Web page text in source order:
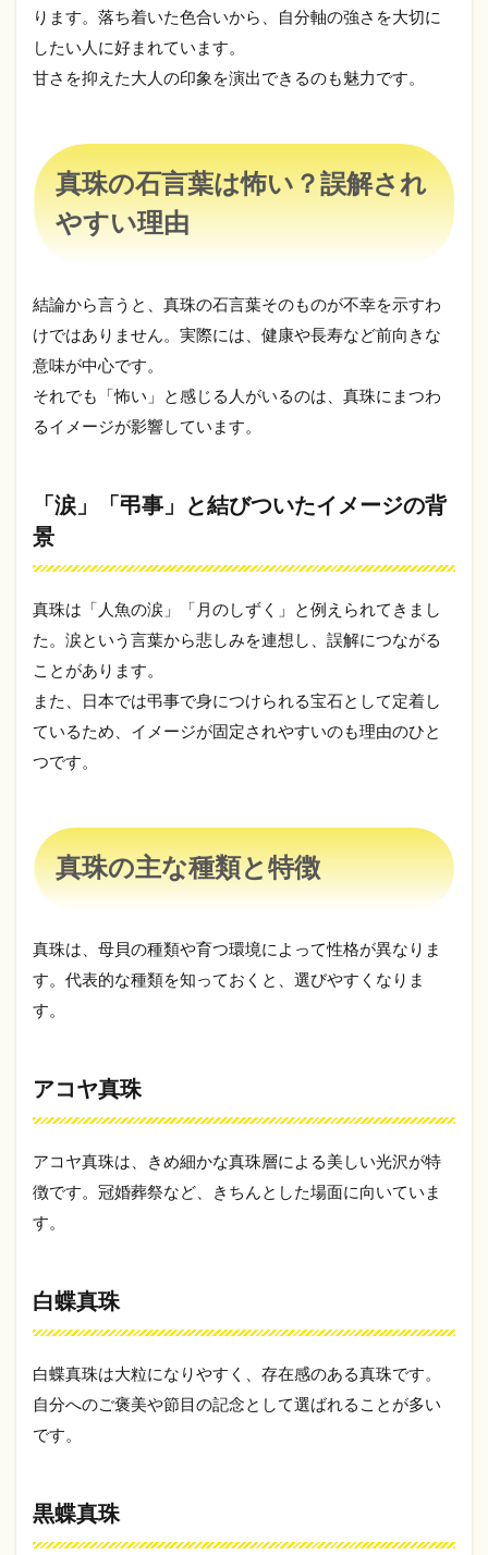
生
6.1
ムー
6.2
アレ
キサ
ト
7
6月
の誕
生石
はど
う選
8
ま
と
ります。落ち着いた色合いから、自分軸の強さを大切に
したい人に好まれています。
甘さを抑えた大人の印象を演出できるのも魅力です。
真珠の石言葉は怖い？誤解され
やすい理由
結論から言うと、真珠の石言葉そのものが不幸を示すわ
けではありません。実際には、健康や長寿など前向きな
意味が中心です。
それでも「怖い」と感じる人がいるのは、真珠にまつわ
るイメージが影響しています。
「涙」「弔事」と結びついたイメージの背
景
真珠は「人魚の涙」「月のしずく」と例えられてきまし
た。涙という言葉から悲しみを連想し、誤解につながる
ことがあります。
また、日本では弔事で身につけられる宝石として定着し
ているため、イメージが固定されやすいのも理由のひと
つです。
真珠の主な種類と特徴
真珠は、母貝の種類や育つ環境によって性格が異なりま
す。代表的な種類を知っておくと、選びやすくなりま
す。
アコヤ真珠
アコヤ真珠は、きめ細かな真珠層による美しい光沢が特
徴です。冠婚葬祭など、きちんとした場面に向いていま
す。
白蝶真珠
白蝶真珠は大粒になりやすく、存在感のある真珠です。
自分へのご褒美や節目の記念として選ばれることが多い
です。
黒蝶真珠